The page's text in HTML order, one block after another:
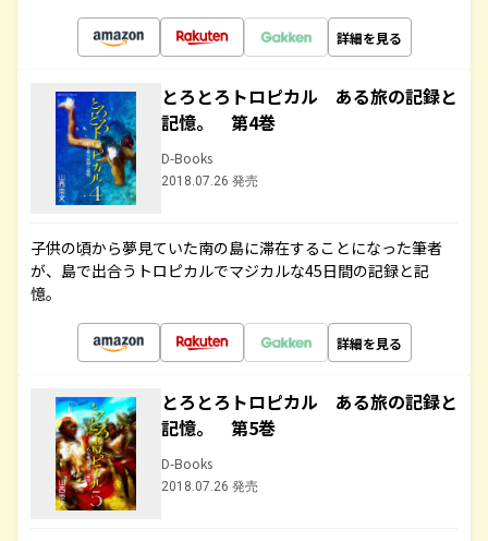
詳細を見る
とろとろトロピカル ある旅の記録と
記憶。 第4巻
D-Books
2018.07.26 発売
子供の頃から夢見ていた南の島に滞在することになった筆者
が、島で出合うトロピカルでマジカルな45日間の記録と記
憶。
詳細を見る
とろとろトロピカル ある旅の記録と
記憶。 第5巻
D-Books
2018.07.26 発売